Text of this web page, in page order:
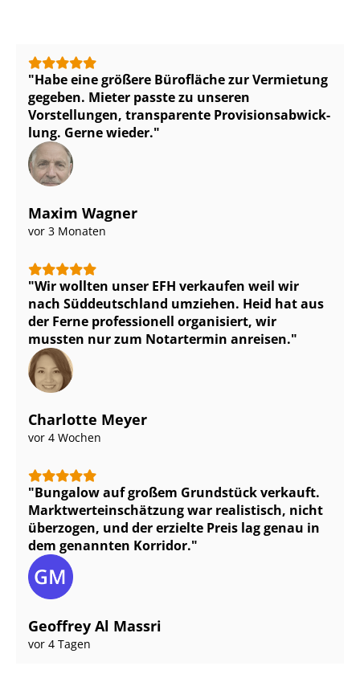
Habe eine größere Bürofläche zur Vermietung
gegeben. Mieter passte zu unseren
Vorstellungen, transparente Pro­vi­si­ons­ab­wick­
lung. Gerne wieder.
Maxim Wagner
vor 3 Monaten
Wir wollten unser EFH verkaufen weil wir
nach Süddeutschland umziehen. Heid hat aus
der Ferne professionell organisiert, wir
mussten nur zum Notartermin anreisen.
Charlotte Meyer
vor 4 Wochen
Bungalow auf großem Grundstück verkauft.
Markt­wert­ein­schät­zung war realistisch, nicht
überzogen, und der erzielte Preis lag genau in
dem genannten Korridor.
Geoffrey Al Massri
vor 4 Tagen